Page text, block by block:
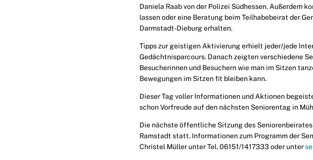
Daniela Raab von der Polizei Südhessen. Außerdem
lassen oder eine Beratung beim Teilhabebeirat der
Darmstadt-Dieburg erhalten.
Tipps zur geistigen Aktivierung erhielt jeder/jede
Gedächtnisparcours. Danach zeigten verschiedene
Besucherinnen und Besuchern wie man im Sitzen
Bewegungen im Sitzen fit bleiben kann.
Dieser Tag voller Informationen und Aktionen
schon Vorfreude auf den nächsten Seniorentag in
Die nächste öffentliche Sitzung des
Ramstadt statt. Informationen zum Programm der
Christel Müller unter Tel. 06151/1417333 oder unter